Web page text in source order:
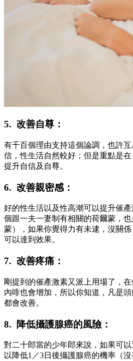
5. 改善自尊：
有千百個理由支持這個論調，也許
信，性生活自然較好；但是重點是
提升自信及自尊。
6. 改善親密感：
好的性生活以及性高潮可以提升催
個跟一夫一妻制有相關的荷爾蒙，
蒙），如果你覺得力有未逮，沒關
可以達到效果。
7. 改善疼痛：
剛提到的催產激素又派上用場了，
內啡也會增加，所以你知道，凡是
都會改善。
8. 降低攝護腺癌的風險：
對二十郎當的少年郎來說，如果可
以降低1／3日後攝護腺癌的機率（